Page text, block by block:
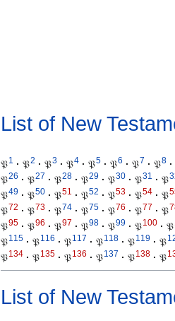
List of New
𝔓1 · 𝔓2 · 𝔓3 · 𝔓4 · 𝔓5 · 𝔓6 · 𝔓7 · 𝔓8 ·
𝔓26 · 𝔓27 · 𝔓28 · 𝔓29 · 𝔓30 · 𝔓31 · 𝔓
𝔓49 · 𝔓50 · 𝔓51 · 𝔓52 · 𝔓53 · 𝔓54 · 𝔓
𝔓72 · 𝔓73 · 𝔓74 · 𝔓75 · 𝔓76 · 𝔓77 · 𝔓
𝔓95 · 𝔓96 · 𝔓97 · 𝔓98 · 𝔓99 · 𝔓100 · 𝔓
𝔓115 · 𝔓116 · 𝔓117 · 𝔓118 · 𝔓119 · 𝔓
𝔓134 · 𝔓135 · 𝔓136 · 𝔓137 · 𝔓138 · 𝔓
List of New